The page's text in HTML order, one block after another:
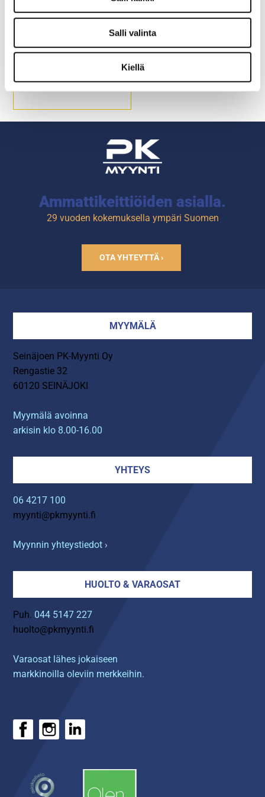
Salli valinta
Kiellä
Ammattikeittiöiden asialla.
29 vuoden kokemuksella ympäri Suomen
OTA YHTEYTTÄ ›
MYYMÄLÄ
Seinäjoen PK-Myynti Oy
Rengastie 32
60120 SEINÄJOKI
Myymälä avoinna
arkisin klo 8.00-16.00
YHTEYS
06 4217 100
myynti@pkmyynti.fi
Myynnin yhteystiedot ›
HUOLTO & VARAOSAT
Puh. 044 5147 227
huolto@pkmyynti.fi
Varaosat lähes jokaiseen
markkinoilla oleviin merkkeihin.